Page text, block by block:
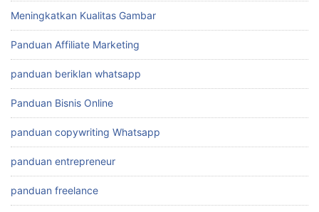
Meningkatkan Kualitas Gambar
Panduan Affiliate Marketing
panduan beriklan whatsapp
Panduan Bisnis Online
panduan copywriting Whatsapp
panduan entrepreneur
panduan freelance